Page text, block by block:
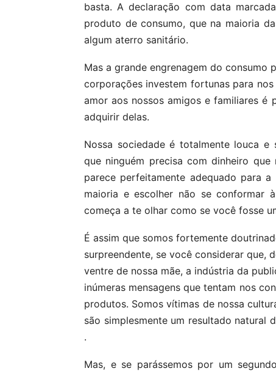
basta. A declaração com data
produto de consumo, que na maioria
algum aterro sanitário.
Mas a grande engrenagem do consumo
corporações investem fortunas para
amor aos nossos amigos e familiares é
adquirir delas.
Nossa sociedade é totalmente louca
que ninguém precisa com dinheiro
parece perfeitamente adequado para
maioria e escolher não se conformar
começa a te olhar como se você fosse
É assim que somos fortemente
surpreendente, se você considerar que,
ventre de nossa mãe, a indústria da
inúmeras mensagens que tentam nos
produtos. Somos vítimas de nossa
são simplesmente um resultado natural
.
Mas, e se parássemos por um